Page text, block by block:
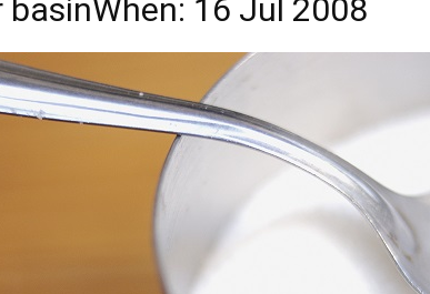
basinWhen: 16 Jul 2008